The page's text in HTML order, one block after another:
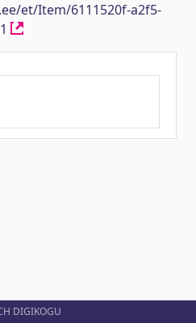
et/Item/6111520f-a2f5-
DIGIKOGU